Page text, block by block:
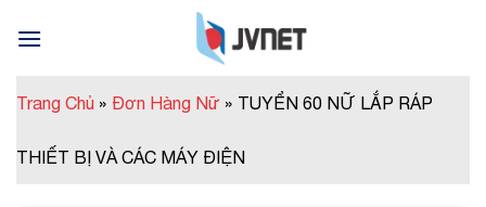
Trang Chủ » Đơn Hàng Nữ » TUYỂN 60 NỮ LẮP RÁP
THIẾT BỊ VÀ CÁC MÁY ĐIỆN